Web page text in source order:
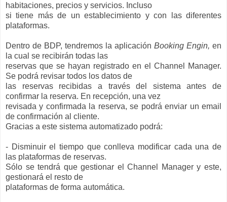
habitaciones, precios y servicios. Incluso
si tiene más de un establecimiento y con las diferentes
plataformas.
Dentro de BDP, tendremos la aplicación Booking Engin, en
la cual se recibirán todas las
reservas que se hayan registrado en el Channel Manager.
Se podrá revisar todos los datos de
las reservas recibidas a través del sistema antes de
confirmar la reserva. En recepción, una vez
revisada y confirmada la reserva, se podrá enviar un email
de confirmación al cliente.
Gracias a este sistema automatizado podrá:
- Disminuir el tiempo que conlleva modificar cada una de
las plataformas de reservas.
Sólo se tendrá que gestionar el Channel Manager y este,
gestionará el resto de
plataformas de forma automática.